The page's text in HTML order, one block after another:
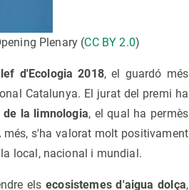
Plenary (CC BY 2.0)
d'Ecologia 2018, el guardó més
Catalunya. El jurat del premi ha
de la limnologia, el qual ha permès
més, s'ha valorat molt positivament
local, nacional i mundial.
elsecosistemes d'aigua dolça,